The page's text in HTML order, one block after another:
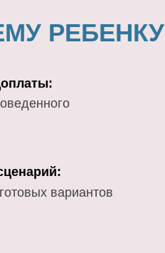
РЕБЕНКУ
вариантов